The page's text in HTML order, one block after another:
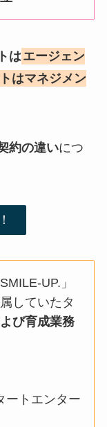
は エージェン
はマネジメン
約の違いにつ
UP.」
していたタ
び育成業務
ートエンター